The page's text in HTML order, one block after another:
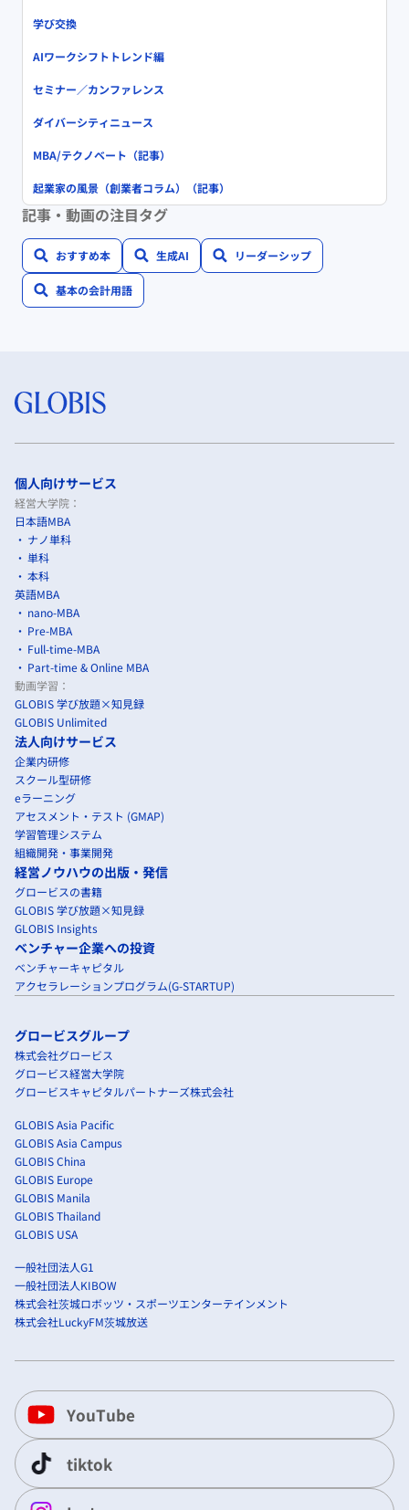
学び交換
AIワークシフトトレンド編
セミナー／カンファレンス
ダイバーシティニュース
MBA/テクノベート（記事）
起業家の風景（創業者コラム）（記事）
記事・動画の注目タグ
おすすめ本 生成AI リーダーシップ
基本の会計用語
個人向けサービス
経営大学院：
日本語MBA
ナノ単科
単科
本科
英語MBA
nano-MBA
Pre-MBA
Full-time-MBA
Part-time & Online MBA
動画学習：
GLOBIS 学び放題×知見録
GLOBIS Unlimited
法人向けサービス
企業内研修
スクール型研修
eラーニング
アセスメント・テスト (GMAP)
学習管理システム
組織開発・事業開発
経営ノウハウの出版・発信
グロービスの書籍
GLOBIS 学び放題×知見録
GLOBIS Insights
ベンチャー企業への投資
ベンチャーキャピタル
アクセラレーションプログラム(G-STARTUP)
グロービスグループ
株式会社グロービス
グロービス経営大学院
グロービスキャピタルパートナーズ株式会社
GLOBIS Asia Pacific
GLOBIS Asia Campus
GLOBIS China
GLOBIS Europe
GLOBIS Manila
GLOBIS Thailand
GLOBIS USA
一般社団法人G1
一般社団法人KIBOW
株式会社茨城ロボッツ・スポーツエンターテインメント
株式会社LuckyFM茨城放送
YouTube
tiktok